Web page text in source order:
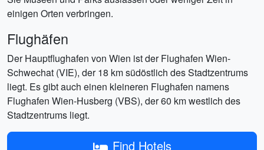
einigen Orten verbringen.
Flughäfen
Der Hauptflughafen von Wien ist der Flughafen Wien-
Schwechat (VIE), der 18 km südöstlich des Stadtzentrums
liegt. Es gibt auch einen kleineren Flughafen namens
Flughafen Wien-Husberg (VBS), der 60 km westlich des
Stadtzentrums liegt.
Find Hotels